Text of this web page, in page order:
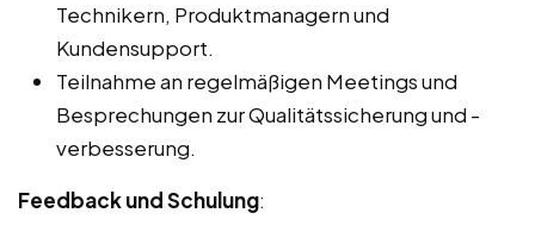
Technikern, Produktmanagern und
Kundensupport.
Teilnahme an regelmäßigen Meetings und
Besprechungen zur Qualitätssicherung und -
verbesserung.
Feedback und Schulung: